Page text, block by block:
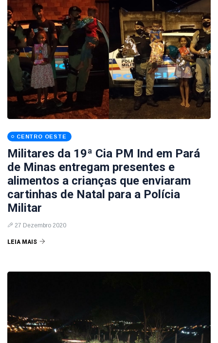
CENTRO OESTE
Militares da 19ª Cia PM Ind em Pará
de Minas entregam presentes e
alimentos a crianças que enviaram
cartinhas de Natal para a Polícia
Militar
27 Dezembro 2020
LEIA MAIS